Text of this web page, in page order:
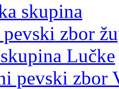
skupina
zbor
Lučke
pevski zbor